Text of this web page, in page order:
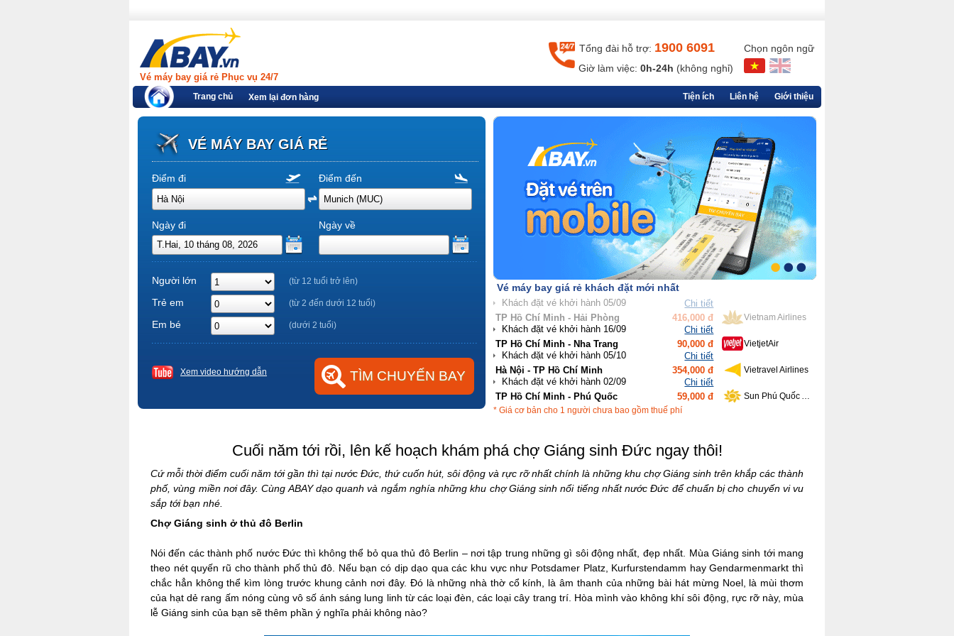
Vé máy bay giá rẻ Phục vụ 24/7
Tổng đài hỗ trợ: 1900 6091
Giờ làm việc: 0h-24h (không nghỉ)
Chọn ngôn ngữ
Trang chủ Xem lại đơn hàng Giới thiệu
Liên hệ
Tiện ích
VÉ MÁY BAY GIÁ RẺ
Điểm đi Điểm đến
Ngày đi Ngày về
Người lớn (từ 12 tuổi trở lên)
Trẻ em (từ 2 đến dưới 12 tuổi)
Em bé (dưới 2 tuổi)
Xem video hướng dẫn
Vé máy bay giá rẻ khách đặt mới nhất
TP Hồ Chí Minh - Nha Trang 90,000 đ
Chi tiết
VietjetAir
Hà Nội - TP Hồ Chí Minh 354,000 đ
Chi tiết
Vietravel Airlines
TP Hồ Chí Minh - Phú Quốc 59,000 đ
Chi tiết
Sun Phú Quốc Airways
Hà Nội - Đà Nẵng 639,000 đ
Chi tiết
Bamboo Airways
* Giá cơ bản cho 1 người chưa bao gồm thuế phí
Cuối năm tới rồi, lên kế hoạch khám phá chợ Giáng sinh Đức ngay thôi!
Cứ mỗi thời điểm cuối năm tới gần thì tại nước Đức, thứ cuốn hút, sôi động và rực rỡ nhất chính là những khu chợ Giáng sinh trên khắp các thành
phố, vùng miền nơi đây. Cùng ABAY dạo quanh và ngắm nghía những khu chợ Giáng sinh nổi tiếng nhất nước Đức để chuẩn bị cho chuyến vi vu
sắp tới bạn nhé.
Chợ Giáng sinh ở thủ đô Berlin
Nói đến các thành phố nước Đức thì không thể bỏ qua thủ đô Berlin – nơi tập trung những gì sôi động nhất, đẹp nhất. Mùa Giáng sinh tới mang
theo nét quyến rũ cho thành phố thủ đô. Nếu bạn có dịp dạo qua các khu vực như Potsdamer Platz, Kurfurstendamm hay Gendarmenmarkt thì
chắc hẳn không thể kìm lòng trước khung cảnh nơi đây. Đó là những nhà thờ cổ kính, là âm thanh của những bài hát mừng Noel, là mùi thơm
của hạt dẻ rang ấm nóng cùng vô số ánh sáng lung linh từ các loại đèn, các loại cây trang trí. Hòa mình vào không khí sôi động, rực rỡ này, mùa
lễ Giáng sinh của bạn sẽ thêm phần ý nghĩa phải không nào?